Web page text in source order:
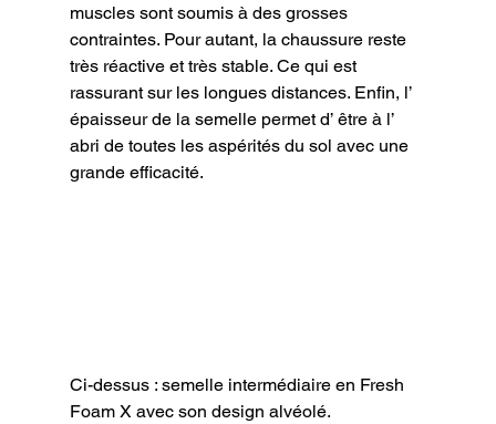
muscles sont soumis à des grosses
contraintes. Pour autant, la chaussure reste
très réactive et très stable. Ce qui est
rassurant sur les longues distances. Enfin, l’
épaisseur de la semelle permet d’ être à l’
abri de toutes les aspérités du sol avec une
grande efficacité.
Ci-dessus : semelle intermédiaire en Fresh
Foam X avec son design alvéolé.